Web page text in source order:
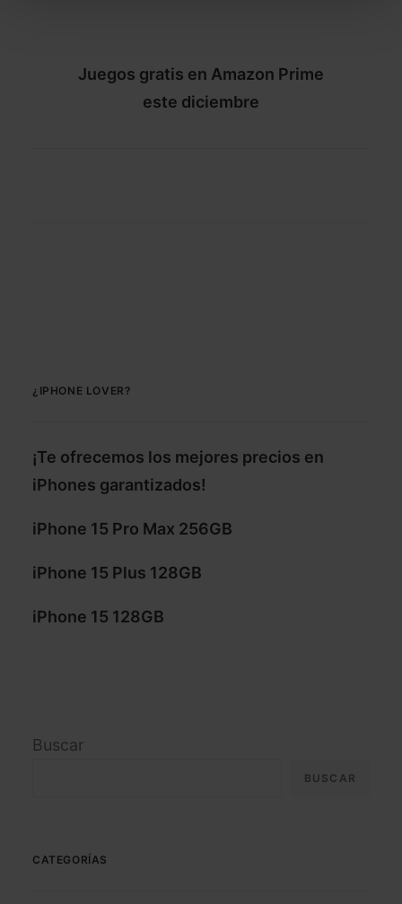
Juegos gratis en Amazon Prime
este diciembre
¿IPHONE LOVER?
¡Te ofrecemos los mejores precios en
iPhones garantizados!
iPhone 15 Pro Max 256GB
iPhone 15 Plus 128GB
iPhone 15 128GB
Buscar
BUSCAR
CATEGORÍAS